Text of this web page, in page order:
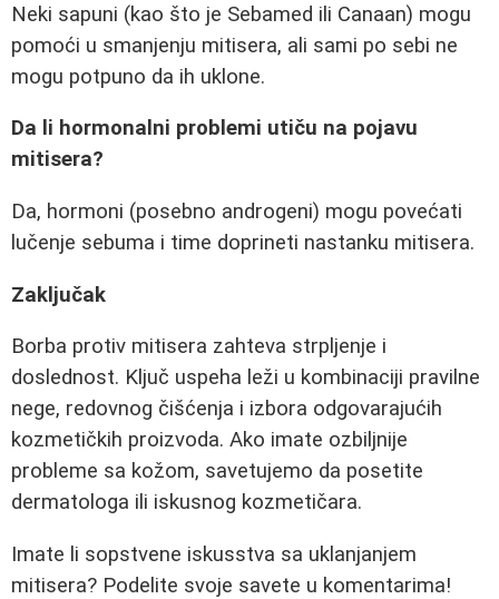
Neki sapuni (kao što je Sebamed ili Canaan) mogu
pomoći u smanjenju mitisera, ali sami po sebi ne
mogu potpuno da ih uklone.
Da li hormonalni problemi utiču na pojavu
mitisera?
Da, hormoni (posebno androgeni) mogu povećati
lučenje sebuma i time doprineti nastanku mitisera.
Zaključak
Borba protiv mitisera zahteva strpljenje i
doslednost. Ključ uspeha leži u kombinaciji pravilne
nege, redovnog čišćenja i izbora odgovarajućih
kozmetičkih proizvoda. Ako imate ozbiljnije
probleme sa kožom, savetujemo da posetite
dermatologa ili iskusnog kozmetičara.
Imate li sopstvene iskusstva sa uklanjanjem
mitisera? Podelite svoje savete u komentarima!